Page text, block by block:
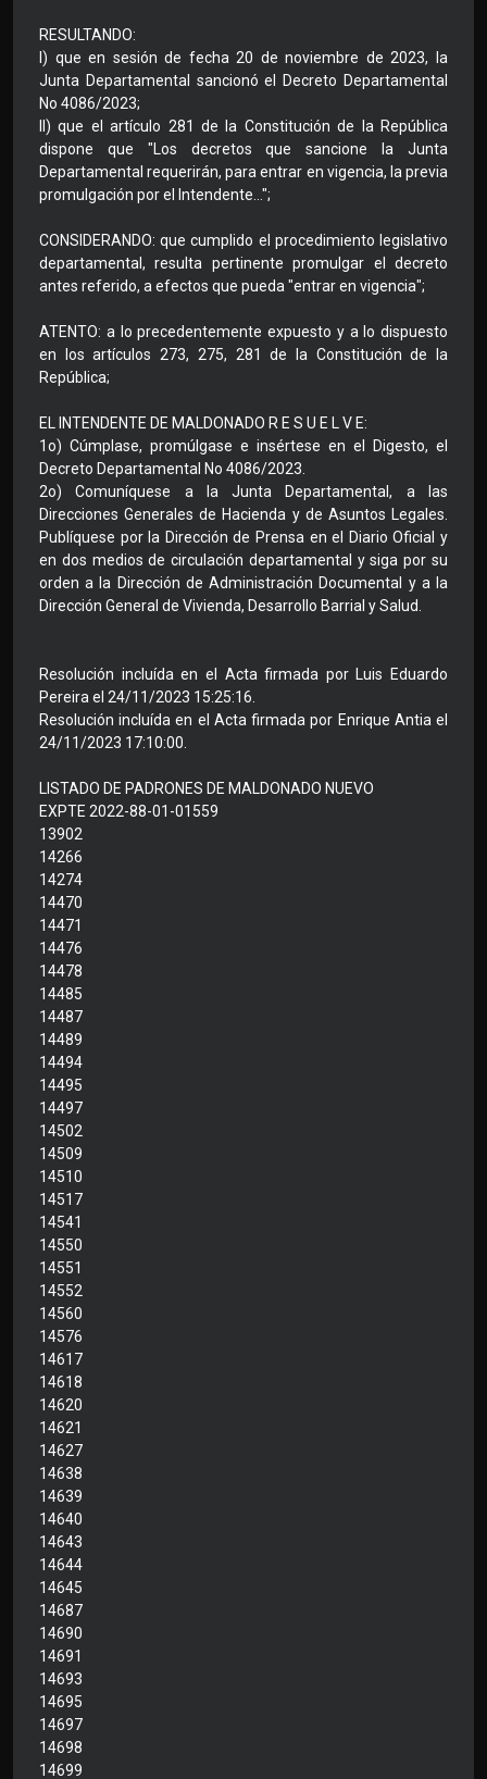
RESULTANDO:
I) que en sesión de fecha 20 de noviembre de 2023, la
Junta Departamental sancionó el Decreto Departamental
No 4086/2023;
II) que el artículo 281 de la Constitución de la República
dispone que "Los decretos que sancione la Junta
Departamental requerirán, para entrar en vigencia, la previa
promulgación por el Intendente...";
CONSIDERANDO: que cumplido el procedimiento legislativo
departamental, resulta pertinente promulgar el decreto
antes referido, a efectos que pueda "entrar en vigencia";
ATENTO: a lo precedentemente expuesto y a lo dispuesto
en los artículos 273, 275, 281 de la Constitución de la
República;
EL INTENDENTE DE MALDONADO R E S U E L V E:
1o) Cúmplase, promúlgase e insértese en el Digesto, el
Decreto Departamental No 4086/2023.
2o) Comuníquese a la Junta Departamental, a las
Direcciones Generales de Hacienda y de Asuntos Legales.
Publíquese por la Dirección de Prensa en el Diario Oficial y
en dos medios de circulación departamental y siga por su
orden a la Dirección de Administración Documental y a la
Dirección General de Vivienda, Desarrollo Barrial y Salud.
Resolución incluída en el Acta firmada por Luis Eduardo
Pereira el 24/11/2023 15:25:16.
Resolución incluída en el Acta firmada por Enrique Antia el
24/11/2023 17:10:00.
LISTADO DE PADRONES DE MALDONADO NUEVO
EXPTE 2022-88-01-01559
13902
14266
14274
14470
14471
14476
14478
14485
14487
14489
14494
14495
14497
14502
14509
14510
14517
14541
14550
14551
14552
14560
14576
14617
14618
14620
14621
14627
14638
14639
14640
14643
14644
14645
14687
14690
14691
14693
14695
14697
14698
14699